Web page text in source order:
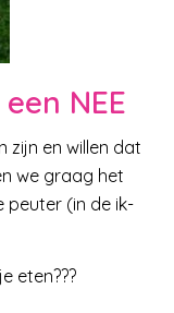
NEE
zijn en willen dat
we graag het
peuter (in de ik-
eten???